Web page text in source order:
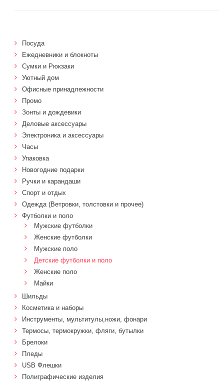
Посуда
Ежедневники и блокноты
Сумки и Рюкзаки
Уютный дом
Офисные принадлежности
Промо
Зонты и дождевики
Деловые аксессуары
Электроника и аксессуары
Часы
Упаковка
Новогодние подарки
Ручки и карандаши
Спорт и отдых
Одежда (Ветровки, толстовки и прочее)
Футболки и поло
Мужские футболки
Женские футболки
Мужские поло
Детские футболки и поло
Женские поло
Майки
Шильды
Косметика и наборы
Инструменты, мультитулы,ножи, фонари
Термосы, термокружки, фляги, бутылки
Брелоки
Пледы
USB Флешки
Полиграфические изделия